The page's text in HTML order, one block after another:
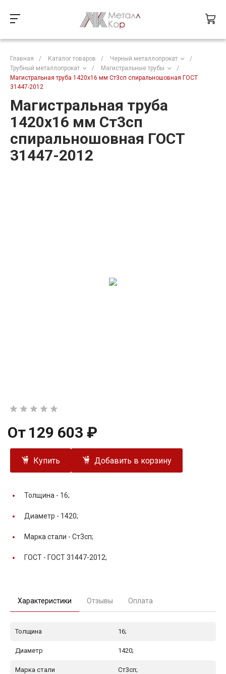
Главная / Каталог товаров / Черный металлопрокат
/
Трубный металлопрокат
/ Магистральные трубы
/
Магистральная труба 1420х16 мм Ст3сп спиральношовная ГОСТ
31447-2012
Магистральная труба
1420х16 мм Ст3сп
спиральношовная ГОСТ
31447-2012
От 129 603 ₽
Купить Добавить в корзину
Толщина - 16;
Диаметр - 1420;
Марка стали - Ст3сп;
ГОСТ - ГОСТ 31447-2012;
Характеристики Отзывы Оплата
Толщина 16;
Диаметр 1420;
Марка стали Ст3сп;